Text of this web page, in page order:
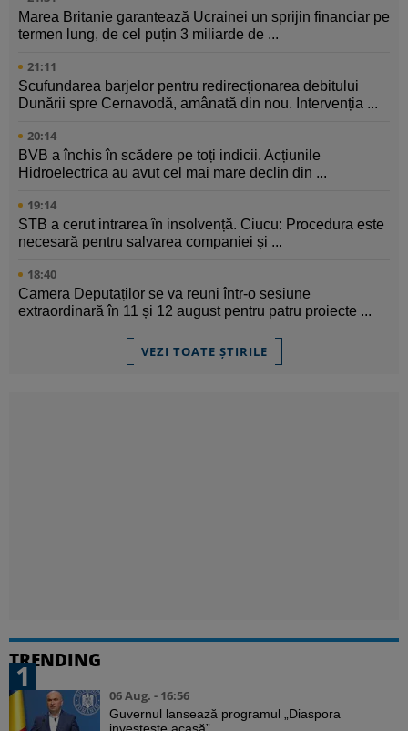
Marea Britanie garantează Ucrainei un sprijin financiar pe
termen lung, de cel puțin 3 miliarde de ...
21:11
Scufundarea barjelor pentru redirecționarea debitului
Dunării spre Cernavodă, amânată din nou. Intervenția ...
20:14
BVB a închis în scădere pe toți indicii. Acțiunile
Hidroelectrica au avut cel mai mare declin din ...
19:14
STB a cerut intrarea în insolvență. Ciucu: Procedura este
necesară pentru salvarea companiei și ...
18:40
Camera Deputaților se va reuni într-o sesiune
extraordinară în 11 și 12 august pentru patru proiecte ...
VEZI TOATE ȘTIRILE
TRENDING
1
06 Aug. - 16:56
Guvernul lansează programul „Diaspora